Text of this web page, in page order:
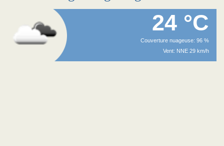
24 °C
Couverture nuageuse: 96 %
Vent: NNE 29 km/h